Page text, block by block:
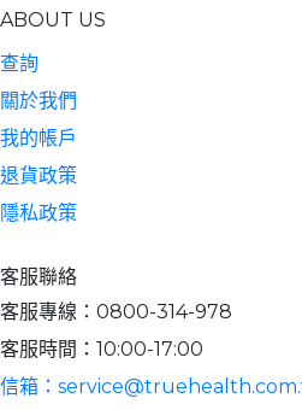
ABOUT US
查詢
關於我們
我的帳戶
退貨政策
隱私政策
客服聯絡
客服專線：0800-314-978
客服時間：10:00-17:00
信箱：